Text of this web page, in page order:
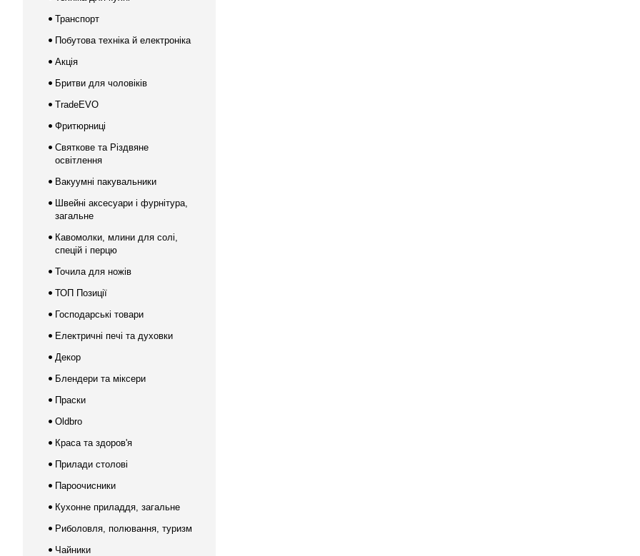
Транспорт
Побутова техніка й електроніка
Акція
Бритви для чоловіків
TradeEVO
Фритюрниці
Святкове та Різдвяне
освітлення
Вакуумні пакувальники
Швейні аксесуари і фурнітура,
загальне
Кавомолки, млини для солі,
спецій і перцю
Точила для ножів
ТОП Позиції
Господарські товари
Електричні печі та духовки
Декор
Блендери та міксери
Праски
Oldbro
Краса та здоров'я
Прилади столові
Пароочисники
Кухонне приладдя, загальне
Риболовля, полювання, туризм
Чайники